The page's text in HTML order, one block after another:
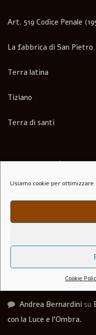
Usiamo cookie per
Cookie
Art. 519 Codice Penale
La fabbrica di San Pietro
Terra latina
Tiziano
Terra di santi
Commenti
Luca Marterasu
Andrea Bernardini su
con la Luce e l’Ombra.